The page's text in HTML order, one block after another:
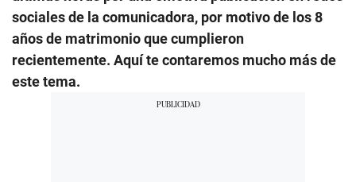
sociales de la comunicadora, por motivo de los 8
años de matrimonio que cumplieron
recientemente. Aquí te contaremos mucho más de
este tema.